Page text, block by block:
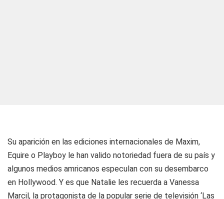
Su aparición en las ediciones internacionales de Maxim,
Equire o Playboy le han valido notoriedad fuera de su país y
algunos medios amricanos especulan con su desembarco
en Hollywood. Y es que Natalie les recuerda a Vanessa
Marcil, la protagonista de la popular serie de televisión ‘Las